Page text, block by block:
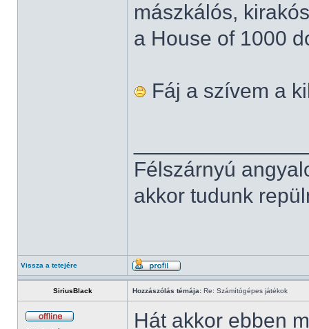
mászkálós,
a House of 1000
Fáj a szívem a
Félszárnyú
akkor tudunk
Vissza a tetejére
SiriusBlack Hozzászólás témája: Re: Számítógépes játékok
Hát akkor ebben